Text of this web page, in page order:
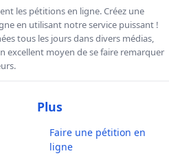
les pétitions en ligne. Créez une
en utilisant notre service puissant !
tous les jours dans divers médias,
excellent moyen de se faire remarquer
Plus
Faire une pétition en
ligne